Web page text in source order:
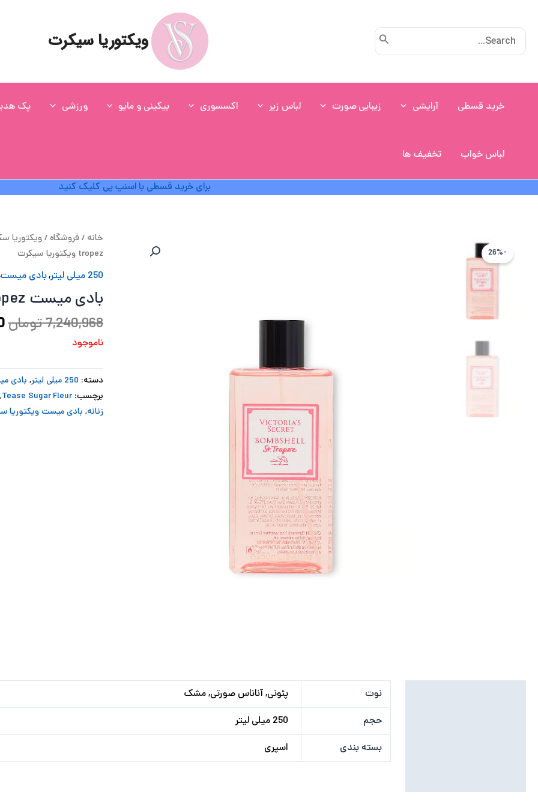
Search
for:
ویکتوریا سیکرت
خرید قسطی آرایشی زیبایی صورت لباس زیر اکسسوری بیکینی و مایو ورزشی پک
لباس خواب تخفیف ها
برای خرید قسطی با اسنپ پی کلیک کنید
-26%
خانه /فروشگاه/ویکتوریا
tropez ویکتوریا سیکرت
250 میلی لیتر ,بادی میست
بادی میست Bombshell St. tropez ویکتوریا سیکرت
7,240,968تومان
ناموجود
دسته: 250 میلی لیتر , بادی
برچسب: Tease Sugar Fleur
زنانه, بادی میست ویکتوریا
نوت
پئونی, آناناس صورتی, مشک
حجم
250 میلی لیتر
بسته بندی
اسپری